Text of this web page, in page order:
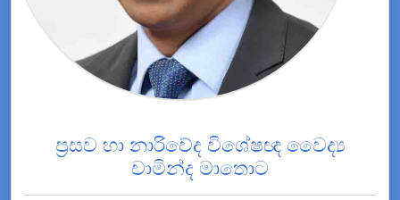
ප්‍රසව හා නාරිවේද විශේෂඥ වෛද්‍ය
චාමින්ද මාතොට